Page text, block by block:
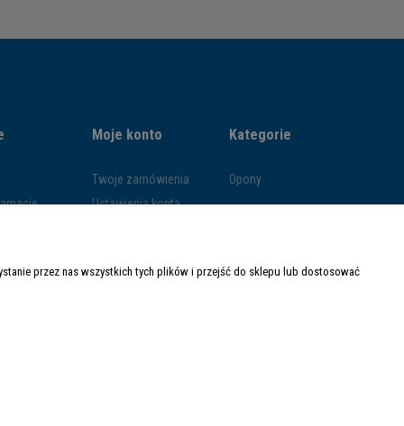
dostawy
Moje konto
Twoje zamówienia
Ustawienia konta
Kategorie
Opony
przez nas wszystkich tych plików i przejść do sklepu lub dostosować